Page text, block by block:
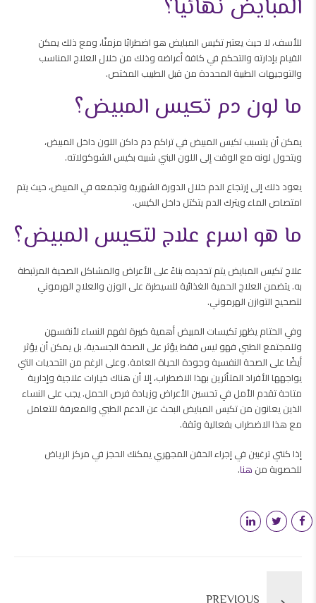
المبايض نهائيا؟
للأسف، لا حيث يعتبر تكيس المبايض هو اضطرابًا مزمنًا، ومع ذلك يمكن
القيام بإدارته والتحكم في كافة أعراضه وذلك من خلال العلاج المناسب
والتوجيهات الطبية المحددة من قبل الطبيب المختص.
ما لون دم تكيس المبيض؟
يمكن أن يتسبب تكيس المبيض في تراكم دم داكن اللون داخل المبيض،
ويتحول لونه مع الوقت إلى اللون البني شبيه بكيس الشوكولاته.
يعود ذلك إلى إرتجاع الدم خلال الدورة الشهرية وتجمعه في المبيض، حيث يتم
امتصاص الماء ويترك الدم يتكتل داخل الكيس.
ما هو اسرع علاج لتكيس المبيض؟
علاج تكيس المبايض يتم تحديده بناءً على الأعراض والمشاكل الصحية المرتبطة
به. يتضمن العلاج الحمية الغذائية للسيطرة على الوزن والعلاج الهرموني
لتصحيح التوازن الهرموني.
وفي الختام يظهر تكيسات المبيض أهمية كبيرة لفهم النساء لأنفسهن
وللمجتمع الطبي فهو ليس فقط يؤثر على الصحة الجسدية، بل يمكن أن يؤثر
أيضًا على الصحة النفسية وجودة الحياة العامة. وعلى الرغم من التحديات التي
يواجهها الأفراد المتأثرين بهذا الاضطراب، إلا أن هناك خيارات علاجية وإدارية
متاحة تقدم الأمل في تحسين الأعراض وزيادة فرص الحمل. يجب على النساء
الذين يعانون من تكيس المبايض البحث عن الدعم الطبي والمعرفة للتعامل
مع هذا الاضطراب بفعالية وثقة.
إذا كنتي ترغبين في إجراء الحقن المجهري يمكنك الحجز في مركز الرياض
للخصوبة من هنا.